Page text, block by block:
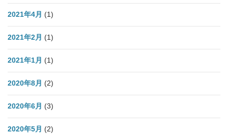
2021年4月 (1)
2021年2月 (1)
2021年1月 (1)
2020年8月 (2)
2020年6月 (3)
2020年5月 (2)